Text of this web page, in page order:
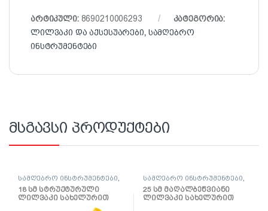
არტიკული: 8690210006293
კატეგორია:
ლილვაკი და აქსესუარები, სამღებრო
ინსტრუმენტები
მსგავსი პროდუქტები
სამღებრო ინსტრუმენტები
ლილვაკი და აქსესუარები
18 სმ სტრუქტურული
ლილვაკი სახელურით
სამღებრო ინსტრუმენტები
ლილვაკი და აქსესუარები
25 სმ მაღალბეწვიანი
ლილვაკი სახელურით